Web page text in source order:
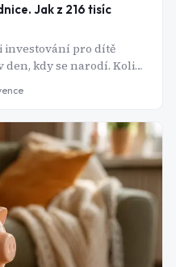
Jak z 216 tisíc
pro dítě
den, kdy se narodí. Kolik